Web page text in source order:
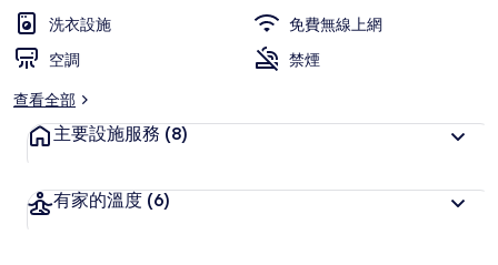
洗衣設施
免費無線上網
空調
禁煙
查看全部
主要設施服務 (8)
有家的溫度 (6)